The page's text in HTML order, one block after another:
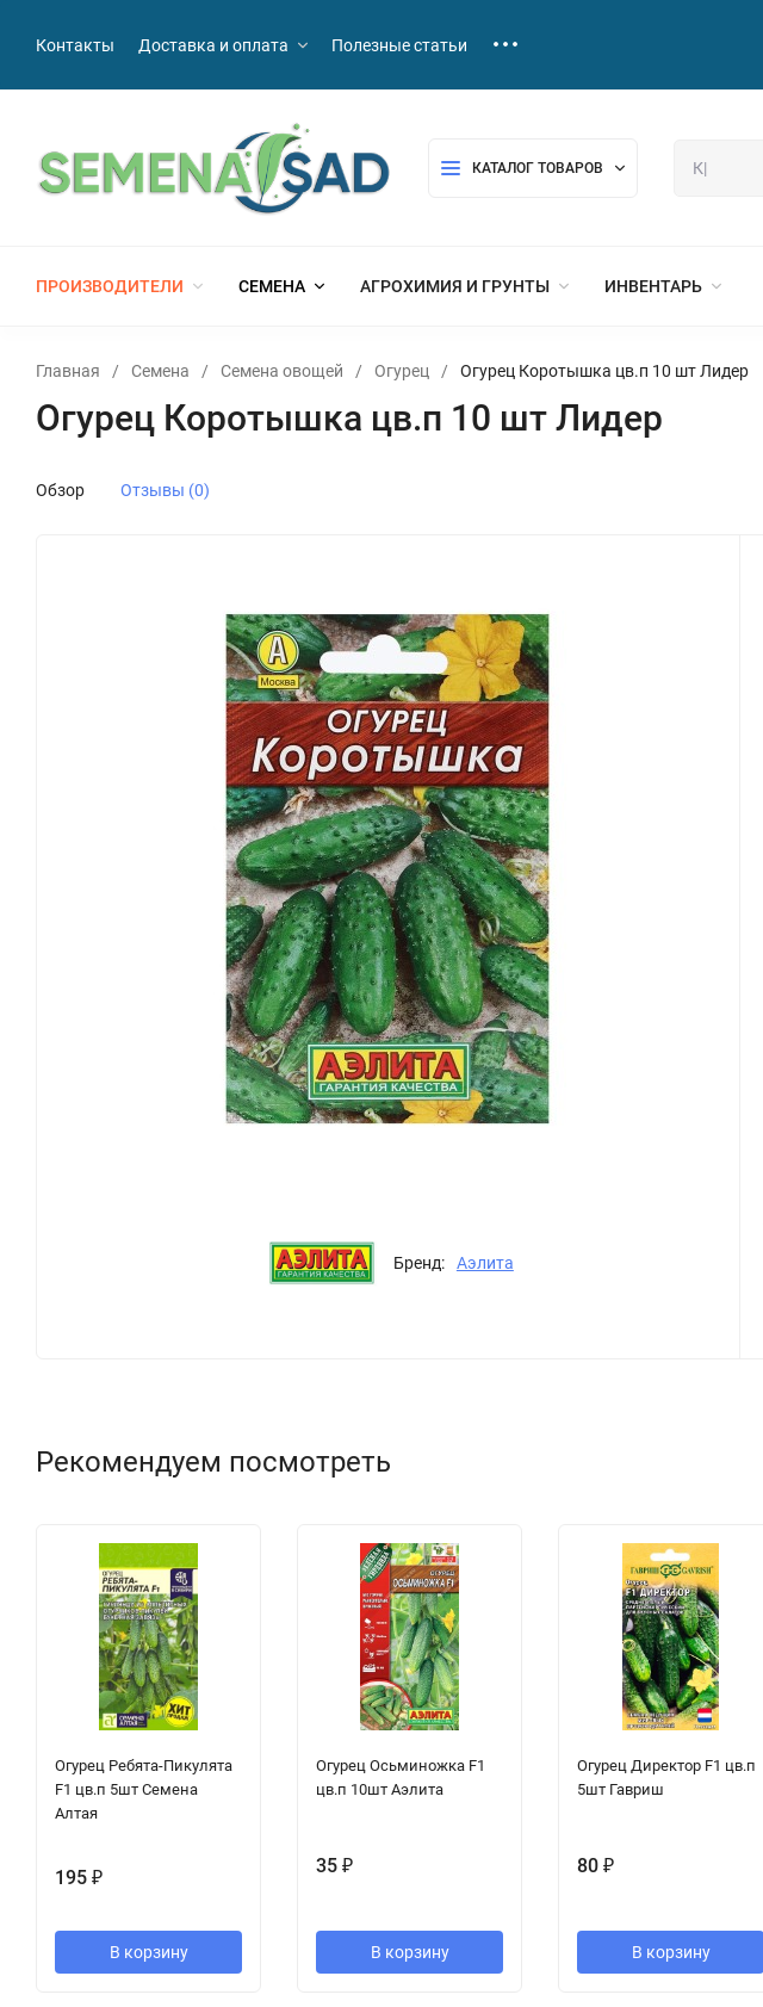
Контакты Доставка и оплата Полезные статьи
КАТАЛОГ ТОВАРОВ
ПРОИЗВОДИТЕЛИ СЕМЕНА АГРОХИМИЯ И ГРУНТЫ ИНВЕНТАРЬ
Главная / Семена / Семена овощей / Огурец / Огурец Коротышка цв.п 10 шт Лидер
Огурец Коротышка цв.п 10 шт Лидер
Обзор Отзывы (0)
Бренд: Аэлита
Рекомендуем посмотреть
Огурец Ребята-Пикулята
F1 цв.п 5шт Семена
Алтая
195 ₽
В корзину
Огурец Осьминожка F1
цв.п 10шт Аэлита
35 ₽
В корзину
Огурец Директор F1 цв.п
5шт Гавриш
80 ₽
В корзину